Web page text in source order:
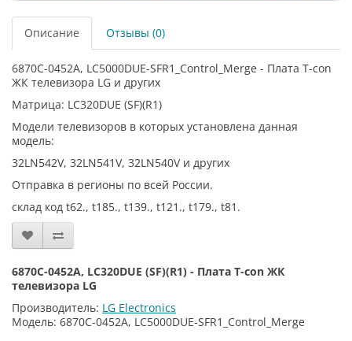
Описание Отзывы (0)
6870C-0452A, LC5000DUE-SFR1_Control_Merge - Плата T-con
ЖК телевизора LG и других
Матрица: LC320DUE (SF)(R1)
Модели телевизоров в которых установлена данная
модель:
32LN542V, 32LN541V, 32LN540V и других
Отправка в регионы по всей России.
склад код t62., t185., t139., t121., t179., t81.
6870C-0452A, LC320DUE (SF)(R1) - Плата T-con ЖК
телевизора LG
Производитель: LG Electronics
Модель: 6870C-0452A, LC5000DUE-SFR1_Control_Merge